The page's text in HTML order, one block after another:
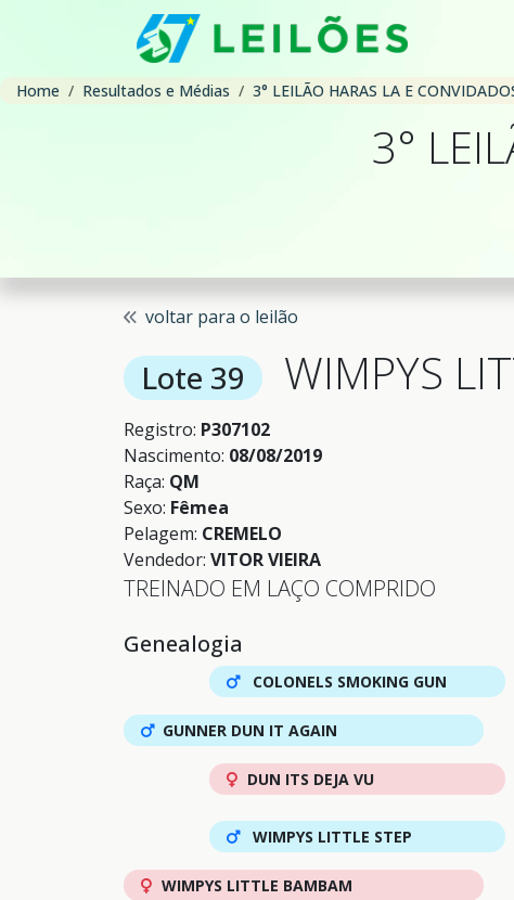
Home Resultados e Médias 3° LEILÃO HARAS LA E
3°
voltar para o leilão
Lote 39 WIMPYS
Registro: P307102
Nascimento: 08/08/2019
Raça: QM
Sexo: Fêmea
Pelagem: CREMELO
Vendedor: VITOR VIEIRA
TREINADO EM LAÇO COMPRIDO
Genealogia
COLONELS SMOKING GUN
GUNNER DUN IT AGAIN
DUN ITS DEJA VU
WIMPYS LITTLE STEP
WIMPYS LITTLE BAMBAM